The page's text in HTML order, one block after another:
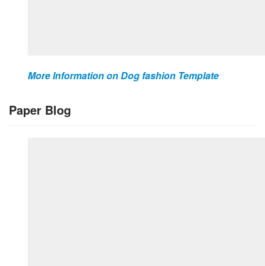
More Information on Dog fashion Template
Paper Blog